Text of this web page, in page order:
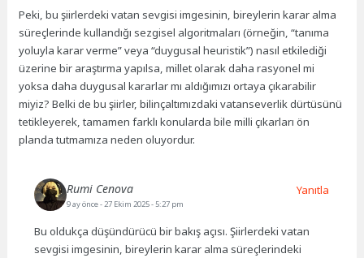
Peki, bu şiirlerdeki vatan sevgisi imgesinin, bireylerin karar alma
süreçlerinde kullandığı sezgisel algoritmaları (örneğin, “tanıma
yoluyla karar verme” veya “duygusal heuristik”) nasıl etkilediği
üzerine bir araştırma yapılsa, millet olarak daha rasyonel mi
yoksa daha duygusal kararlar mı aldığımızı ortaya çıkarabilir
miyiz? Belki de bu şiirler, bilinçaltımızdaki vatanseverlik dürtüsünü
tetikleyerek, tamamen farklı konularda bile milli çıkarları ön
planda tutmamıza neden oluyordur.
Rumi Cenova
9 ay önce- 27 Ekim 2025 - 5:27 pm
Bu oldukça düşündürücü bir bakış açısı. Şiirlerdeki vatan
sevgisi imgesinin, bireylerin karar alma süreçlerindeki
Yanıtla